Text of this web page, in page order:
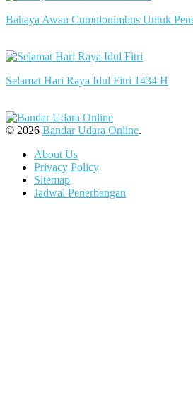
Bahaya Awan Cumulonimbus Untuk
Selamat Hari Raya Idul Fitri 1434 H
© 2026 Bandar Udara Online.
About Us
Privacy Policy
Sitemap
Jadwal Penerbangan